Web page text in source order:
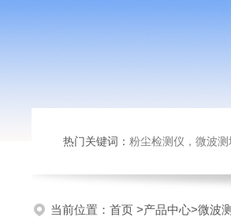
热门关键词： 粉尘检测仪，微波
当前位置： 首页 >产品中心>微波